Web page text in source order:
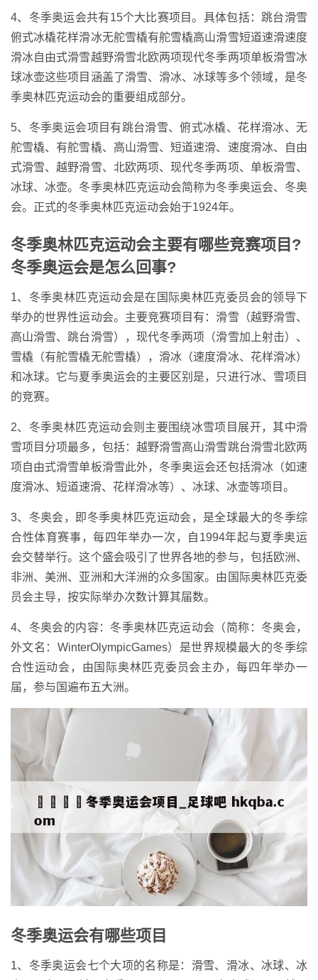
4、冬季奥运会共有15个大比赛项目。具体包括：跳台滑雪
俯式冰橇花样滑冰无舵雪橇有舵雪橇高山滑雪短道速滑速度
滑冰自由式滑雪越野滑雪北欧两项现代冬季两项单板滑雪冰
球冰壶这些项目涵盖了滑雪、滑冰、冰球等多个领域，是冬
季奥林匹克运动会的重要组成部分。
5、冬季奥运会项目有跳台滑雪、俯式冰橇、花样滑冰、无
舵雪橇、有舵雪橇、高山滑雪、短道速滑、速度滑冰、自由
式滑雪、越野滑雪、北欧两项、现代冬季两项、单板滑雪、
冰球、冰壶。冬季奥林匹克运动会简称为冬季奥运会、冬奥
会。正式的冬季奥林匹克运动会始于1924年。
冬季奥林匹克运动会主要有哪些竞赛项目?
冬季奥运会是怎么回事?
1、冬季奥林匹克运动会是在国际奥林匹克委员会的领导下
举办的世界性运动会。主要竞赛项目有：滑雪（越野滑雪、
高山滑雪、跳台滑雪），现代冬季两项（滑雪加上射击）、
雪橇（有舵雪橇无舵雪橇），滑冰（速度滑冰、花样滑冰）
和冰球。它与夏季奥运会的主要区别是，只进行冰、雪项目
的竞赛。
2、冬季奥林匹克运动会则主要围绕冰雪项目展开，其中滑
雪项目分项最多，包括：越野滑雪高山滑雪跳台滑雪北欧两
项自由式滑雪单板滑雪此外，冬季奥运会还包括滑冰（如速
度滑冰、短道速滑、花样滑冰等）、冰球、冰壶等项目。
3、冬奥会，即冬季奥林匹克运动会，是全球最大的冬季综
合性体育赛事，每四年举办一次，自1994年起与夏季奥运
会交替举行。这个盛会吸引了世界各地的参与，包括欧洲、
非洲、美洲、亚洲和大洋洲的众多国家。由国际奥林匹克委
员会主导，按实际举办次数计算其届数。
4、冬奥会的内容：冬季奥林匹克运动会（简称：冬奥会，
外文名：WinterOlympicGames）是世界规模最大的冬季综
合性运动会，由国际奥林匹克委员会主办，每四年举办一
届，参与国遍布五大洲。
冬季奥运会有哪些项目
1、冬季奥运会七个大项的名称是：滑雪、滑冰、冰球、冰